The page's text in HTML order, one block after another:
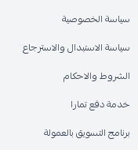
سياسة الخصوصية
سياسة الاستبدال والاسترجاع
الشروط والاحكام
خدمة دفع تمارا
برنامج التسويق بالعمولة